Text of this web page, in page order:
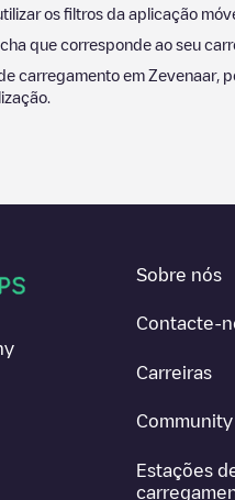
os filtros da aplicação
que corresponde ao seu
carregamento em Zevenaar,
Sobre nós
Contacte-
Carreiras
Community
Estações